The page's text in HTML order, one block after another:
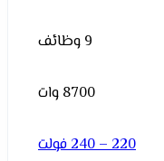
9 وظائف
8700 وات
220 – 240 فولت